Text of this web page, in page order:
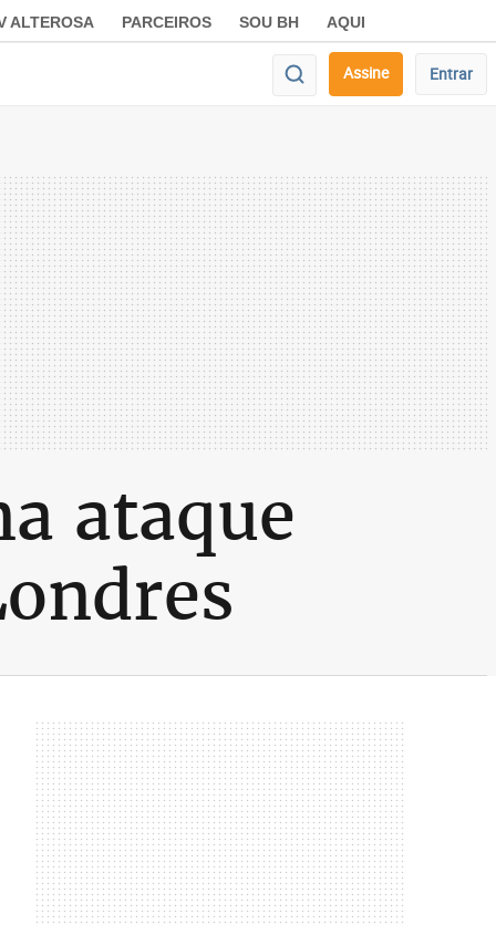
ALTEROSA PARCEIROS SOU BH AQUI
Assine Entrar
ataque